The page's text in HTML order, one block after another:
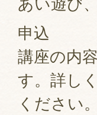
あい遊び
申込
講座の内
す。詳し
ください。